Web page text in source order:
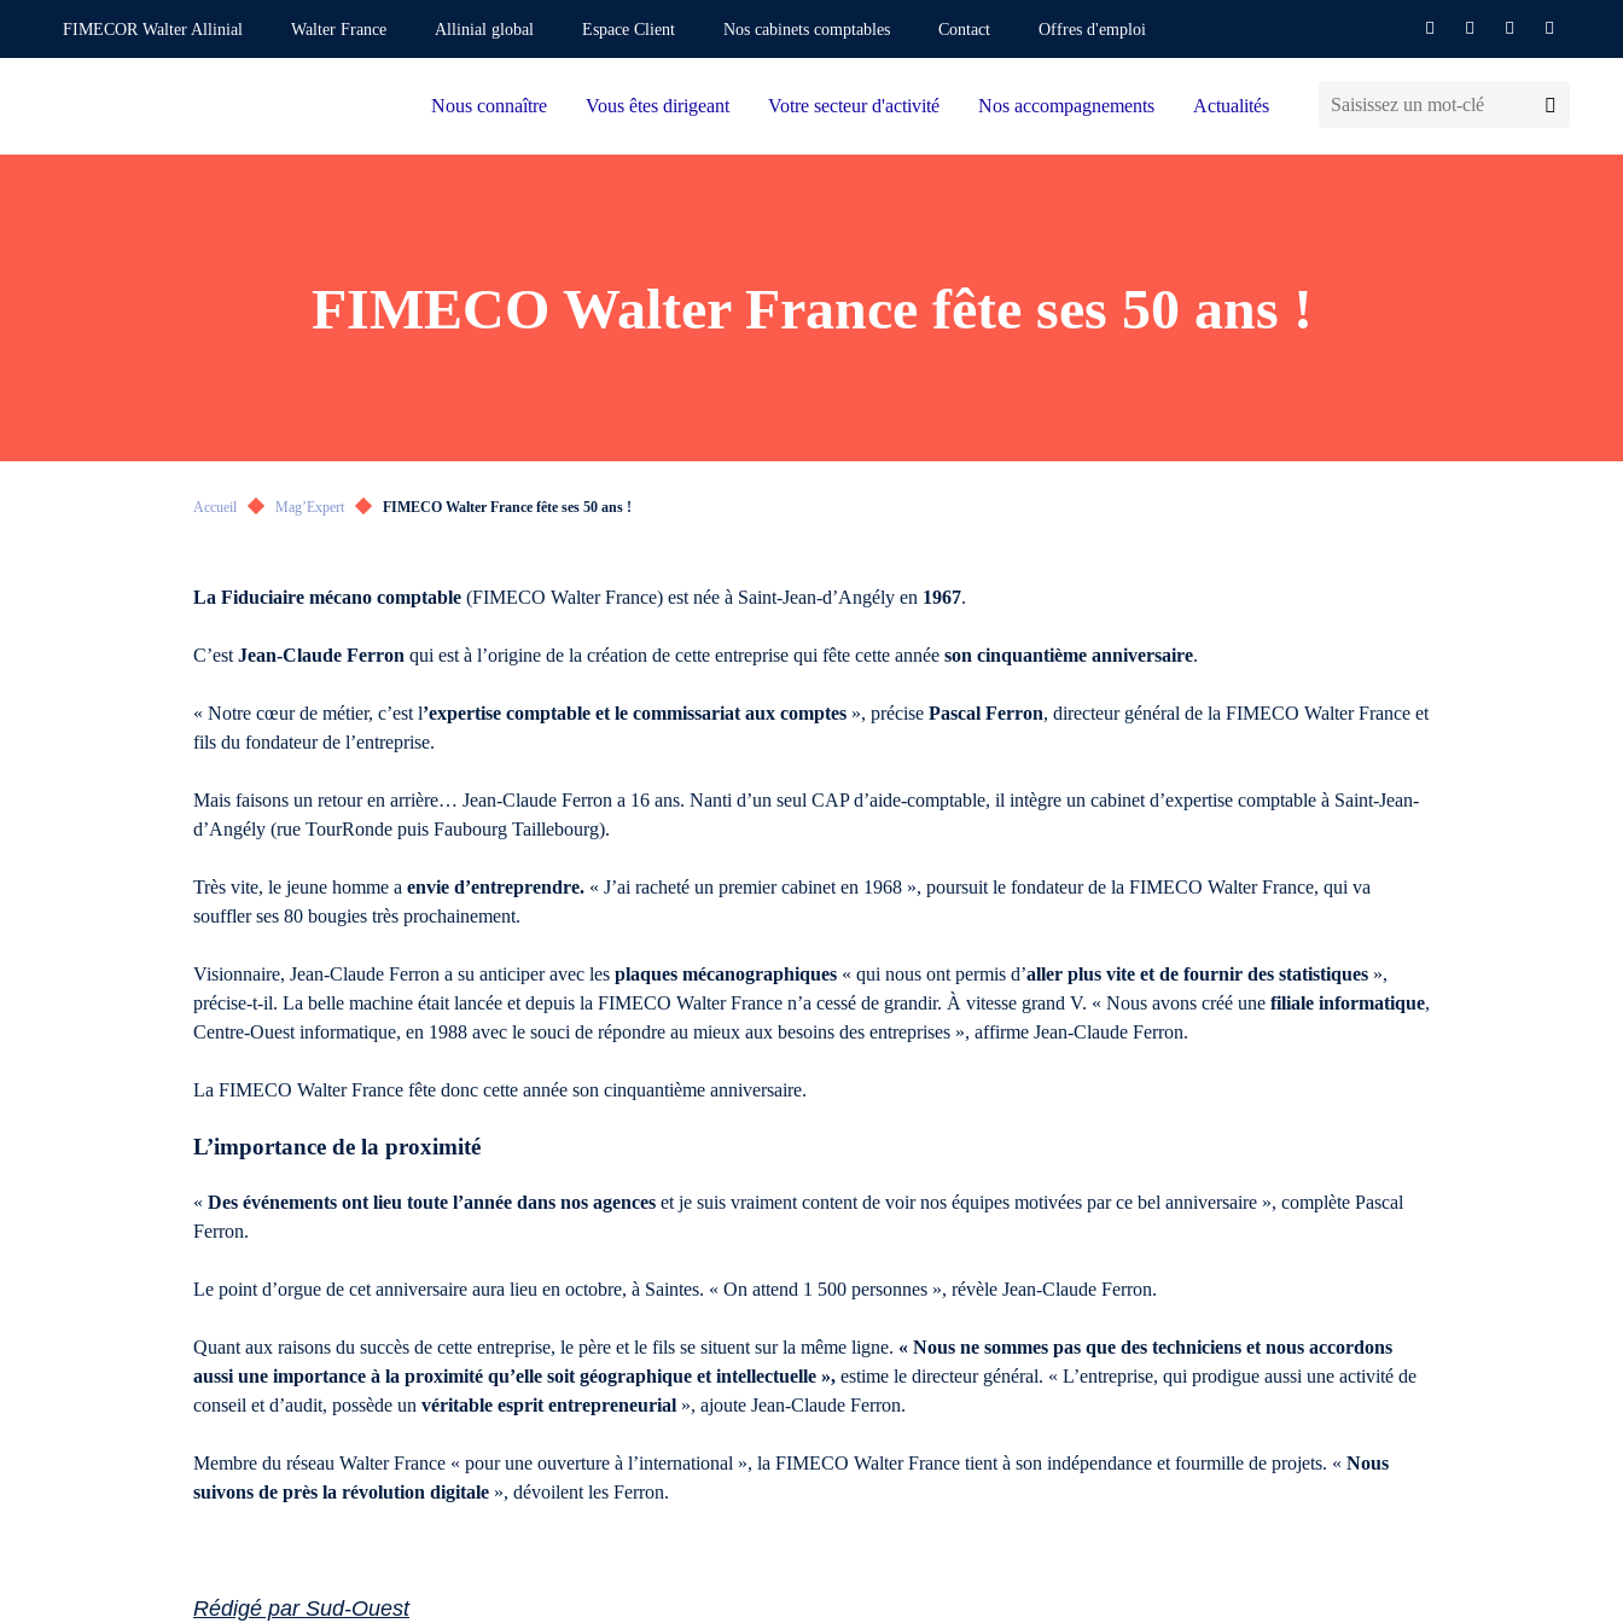
FIMECOR Walter Allinial Walter France Allinial global Espace Client Nos cabinets comptables Contact Offres d'emploi
Nous connaître Vous êtes dirigeant Votre secteur d'activité Nos accompagnements Actualités
FIMECO Walter France fête ses 50 ans !
Accueil Mag’Expert FIMECO Walter France fête ses 50 ans !
La Fiduciaire mécano comptable (FIMECO Walter France) est née à Saint-Jean-d’Angély en 1967.
C’est Jean-Claude Ferron qui est à l’origine de la création de cette entreprise qui fête cette année son cinquantième anniversaire.
« Notre cœur de métier, c’est l’expertise comptable et le commissariat aux comptes », précise Pascal Ferron, directeur général de la FIMECO Walter France et
fils du fondateur de l’entreprise.
Mais faisons un retour en arrière… Jean-Claude Ferron a 16 ans. Nanti d’un seul CAP d’aide-comptable, il intègre un cabinet d’expertise comptable à Saint-Jean-
d’Angély (rue TourRonde puis Faubourg Taillebourg).
Très vite, le jeune homme a envie d’entreprendre. « J’ai racheté un premier cabinet en 1968 », poursuit le fondateur de la FIMECO Walter France, qui va
souffler ses 80 bougies très prochainement.
Visionnaire, Jean-Claude Ferron a su anticiper avec les plaques mécanographiques « qui nous ont permis d’aller plus vite et de fournir des statistiques »,
précise-t-il. La belle machine était lancée et depuis la FIMECO Walter France n’a cessé de grandir. À vitesse grand V. « Nous avons créé une filiale informatique,
Centre-Ouest informatique, en 1988 avec le souci de répondre au mieux aux besoins des entreprises », affirme Jean-Claude Ferron.
La FIMECO Walter France fête donc cette année son cinquantième anniversaire.
L’importance de la proximité
« Des événements ont lieu toute l’année dans nos agences et je suis vraiment content de voir nos équipes motivées par ce bel anniversaire », complète Pascal
Ferron.
Le point d’orgue de cet anniversaire aura lieu en octobre, à Saintes. « On attend 1 500 personnes », révèle Jean-Claude Ferron.
Quant aux raisons du succès de cette entreprise, le père et le fils se situent sur la même ligne. « Nous ne sommes pas que des techniciens et nous accordons
aussi une importance à la proximité qu’elle soit géographique et intellectuelle », estime le directeur général. « L’entreprise, qui prodigue aussi une activité de
conseil et d’audit, possède un véritable esprit entrepreneurial », ajoute Jean-Claude Ferron.
Membre du réseau Walter France « pour une ouverture à l’international », la FIMECO Walter France tient à son indépendance et fourmille de projets. « Nous
suivons de près la révolution digitale », dévoilent les Ferron.
Rédigé par Sud-Ouest